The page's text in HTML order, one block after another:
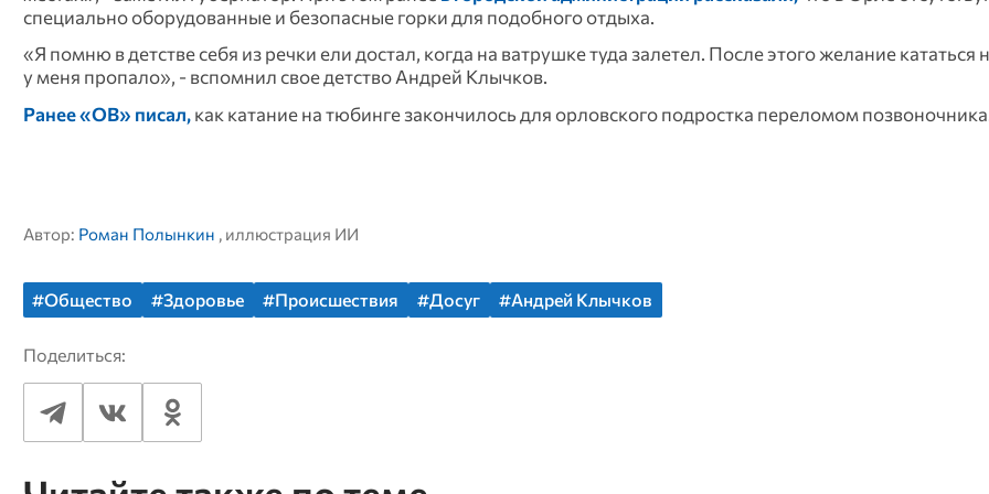
специально оборудованные и безопасные горки для подобного отдыха.
«Я помню в детстве себя из речки ели достал, когда на ватрушке туда залетел. После этого желание кататься
у меня пропало», - вспомнил свое детство Андрей Клычков.
Ранее «ОВ» писал, как катание на тюбинге закончилось для орловского подростка переломом позвоночника.
Автор: Роман Полынкин , иллюстрация ИИ
#Общество #Здоровье #Происшествия #Досуг #Андрей Клычков
Поделиться: